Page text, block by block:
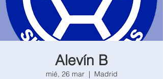
Alevín B
mié, 26 mar
  |
Madrid